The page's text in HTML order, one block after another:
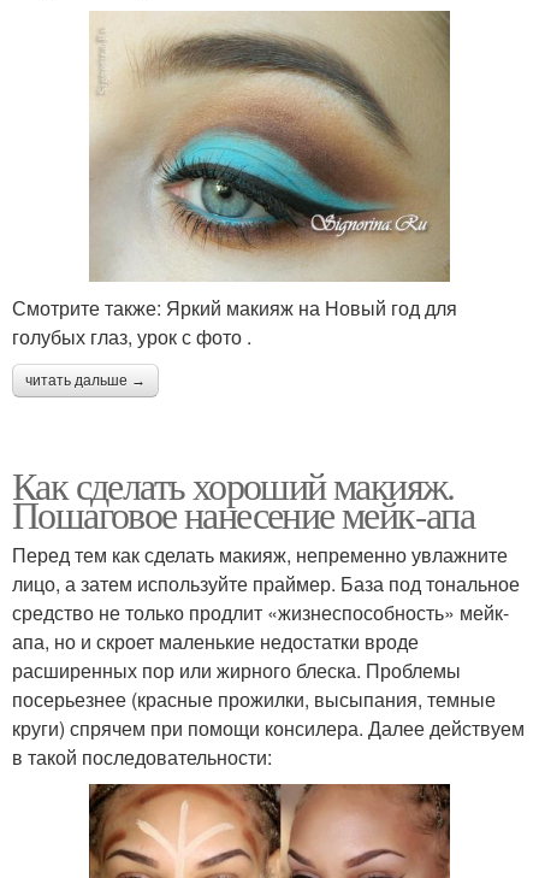
Смотрите также: Яркий макияж на Новый год для
голубых глаз, урок с фото .
читать дальше →
Как сделать хороший макияж.
Пошаговое нанесение мейк-апа
Перед тем как сделать макияж, непременно увлажните
лицо, а затем используйте праймер. База под тональное
средство не только продлит «жизнеспособность» мейк-
апа, но и скроет маленькие недостатки вроде
расширенных пор или жирного блеска. Проблемы
посерьезнее (красные прожилки, высыпания, темные
круги) спрячем при помощи консилера. Далее действуем
в такой последовательности: